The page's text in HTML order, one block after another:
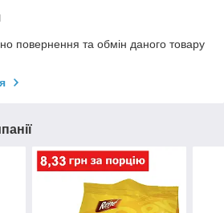
повернення та обмін даного товару